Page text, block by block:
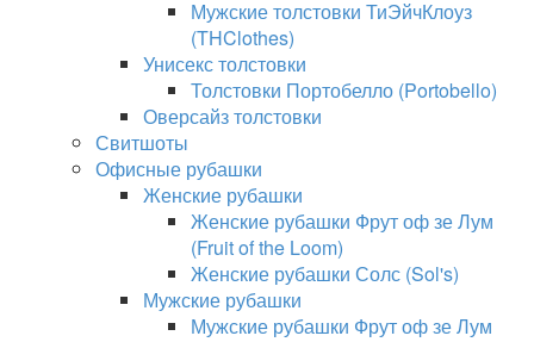
Мужские толстовки ТиЭйчКлоуз
(THClothes)
Унисекс толстовки
Толстовки Портобелло (Portobello)
Оверсайз толстовки
Свитшоты
Офисные рубашки
Женские рубашки
Женские рубашки Фрут оф зе Лум
(Fruit of the Loom)
Женские рубашки Солс (Sol's)
Мужские рубашки
Мужские рубашки Фрут оф зе Лум